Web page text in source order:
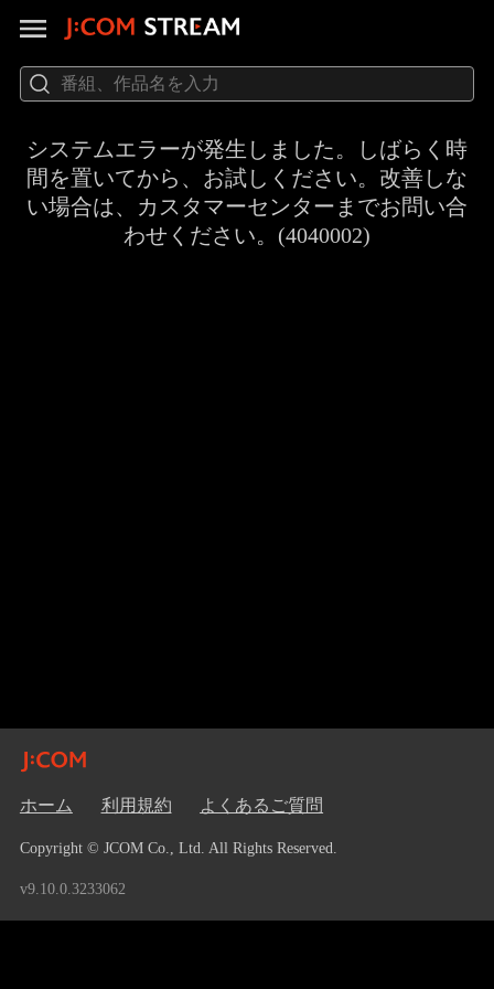
システムエラーが発生しました。しばらく時
間を置いてから、お試しください。改善しな
い場合は、カスタマーセンターまでお問い合
わせください。(4040002)
ホーム 利用規約 よくあるご質問
Copyright © JCOM Co., Ltd. All Rights Reserved.
v9.10.0.3233062